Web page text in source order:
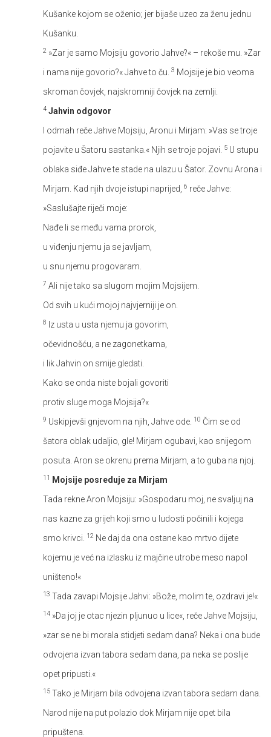
Kušanke kojom se oženio; jer bijaše uzeo za ženu jednu
Kušanku.
2 »Zar je samo Mojsiju govorio Jahve?« – rekoše mu. »Zar
i nama nije govorio?« Jahve to ču. 3 Mojsije je bio veoma
skroman čovjek, najskromniji čovjek na zemlji.
4 Jahvin odgovor
I odmah reče Jahve Mojsiju, Aronu i Mirjam: »Vas se troje
pojavite u Šatoru sastanka.« Njih se troje pojavi.
5 U stupu
oblaka siđe Jahve te stade na ulazu u Šator. Zovnu Arona i
Mirjam. Kad njih dvoje istupi naprijed, 6 reče Jahve:
»Saslušajte riječi moje:
Nađe li se među vama prorok,
u viđenju njemu ja se javljam,
u snu njemu progovaram.
7 Ali nije tako sa slugom mojim Mojsijem.
Od svih u kući mojoj najvjerniji je on.
8
Iz usta u usta njemu ja govorim,
očevidnošću, a ne zagonetkama,
i lik Jahvin on smije gledati.
Kako se onda niste bojali govoriti
protiv sluge moga Mojsija?«
9 Uskipjevši gnjevom na njih, Jahve ode. 10 Čim se od
šatora oblak udaljio, gle! Mirjam ogubavi, kao snijegom
posuta. Aron se okrenu prema Mirjam, a to guba na njoj.
11
Mojsije posreduje za Mirjam
Tada rekne Aron Mojsiju: »Gospodaru moj, ne svaljuj na
nas kazne za grijeh koji smo u ludosti počinili i kojega
smo krivci.
12 Ne daj da ona ostane kao mrtvo dijete
kojemu je već na izlasku iz majčine utrobe meso napol
uništeno!«
13 Tada zavapi Mojsije Jahvi: »Bože, molim te, ozdravi je!«
14 »Da joj je otac njezin pljunuo u lice«, reče Jahve Mojsiju,
»zar se ne bi morala stidjeti sedam dana? Neka i ona bude
odvojena izvan tabora sedam dana, pa neka se poslije
opet pripusti.«
15 Tako je Mirjam bila odvojena izvan tabora sedam dana.
Narod nije na put polazio dok Mirjam nije opet bila
pripuštena.